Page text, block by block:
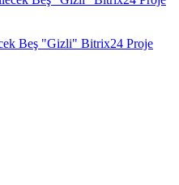
Beş "Gizli" Bitrix24 Proje